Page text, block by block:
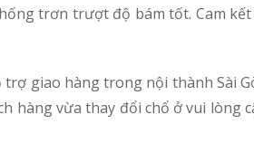
trơn trượt độ bám tốt. Cam
giao hàng trong nội thành Sài
hàng vừa thay đổi chổ ở vui lòng